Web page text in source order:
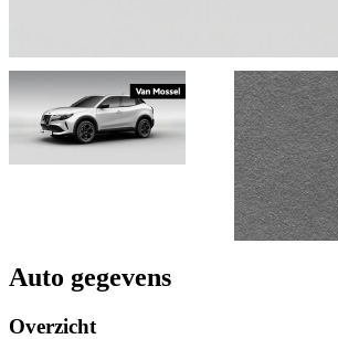
Auto gegevens
Overzicht